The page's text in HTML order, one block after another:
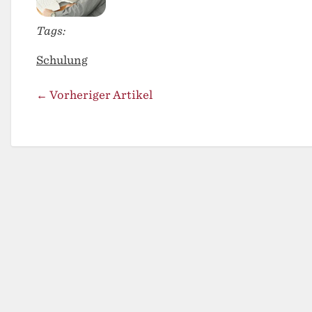
Tags:
Schulung
← Vorheriger Artikel